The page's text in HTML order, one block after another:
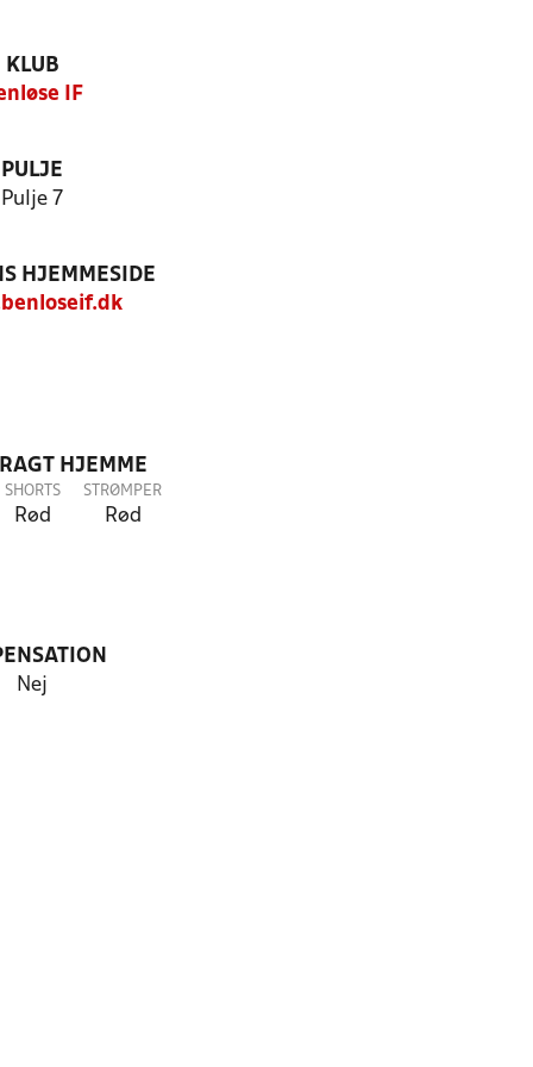
KLUB
IF
PULJE
Pulje 7
HJEMMESIDE
HJEMME
SHORTS
Rød
STRØMPER
Rød
Nej